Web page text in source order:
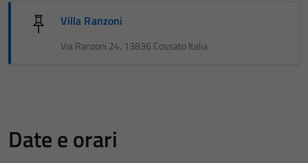
Villa Ranzoni
Via Ranzoni 24, 13836 Cossato Italia
Date e orari